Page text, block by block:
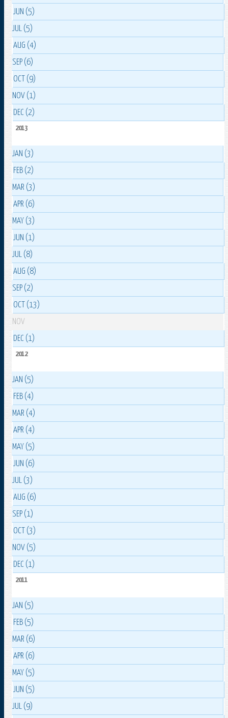
JUN (5)
JUL (5)
AUG (4)
SEP (6)
OCT (9)
NOV (1)
DEC (2)
2013
JAN (3)
FEB (2)
MAR (3)
APR (6)
MAY (3)
JUN (1)
JUL (8)
AUG (8)
SEP (2)
OCT (13)
NOV
DEC (1)
2012
JAN (5)
FEB (4)
MAR (4)
APR (4)
MAY (5)
JUN (6)
JUL (3)
AUG (6)
SEP (1)
OCT (3)
NOV (5)
DEC (1)
2011
JAN (5)
FEB (5)
MAR (6)
APR (6)
MAY (5)
JUN (5)
JUL (9)